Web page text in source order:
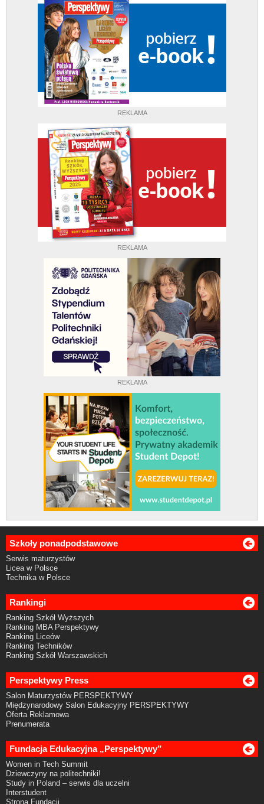
REKLAMA
REKLAMA
REKLAMA
Szkoły ponadpodstawowe
Serwis maturzystów
Licea w Polsce
Technika w Polsce
Rankingi
Ranking Szkół Wyższych
Ranking MBA Perspektywy
Ranking Liceów
Ranking Techników
Ranking Szkół Warszawskich
Perspektywy Press
Salon Maturzystów PERSPEKTYWY
Międzynarodowy Salon Edukacyjny PERSPEKTYWY
Oferta Reklamowa
Prenumerata
Fundacja Edukacyjna „Perspektywy”
Women in Tech Summit
Dziewczyny na politechniki!
Study in Poland – serwis dla uczelni
Interstudent
Strona Fundacji